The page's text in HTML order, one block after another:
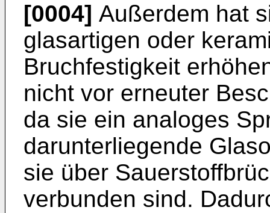
[0004] Außerdem hat
glasartigen oder
Bruchfestigkeit
nicht vor erneuter
da sie ein analoges
darunterliegende
sie über
verbunden sind.